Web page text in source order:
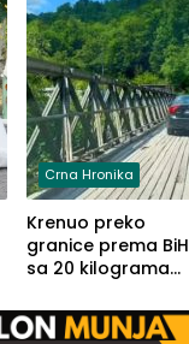
Crna Hronika
Krenuo preko
granice prema BiH
sa 20 kilograma
u automobilu